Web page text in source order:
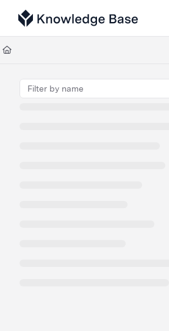
Documentation Index
Fetch the complete documentation index at:
Use this file to discover all available pages